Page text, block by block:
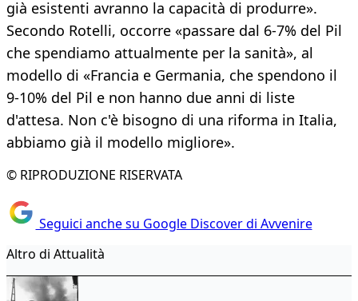
già esistenti avranno la capacità di produrre».
Secondo Rotelli, occorre «passare dal 6-7% del Pil
che spendiamo attualmente per la sanità», al
modello di «Francia e Germania, che spendono il
9-10% del Pil e non hanno due anni di liste
d'attesa. Non c'è bisogno di una riforma in Italia,
abbiamo già il modello migliore».
© RIPRODUZIONE RISERVATA
Seguici anche su Google Discover di Avvenire
Altro di Attualità